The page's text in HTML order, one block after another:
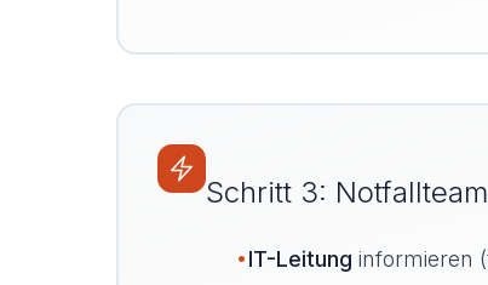
Schritt 3:
•IT-Leitung informieren